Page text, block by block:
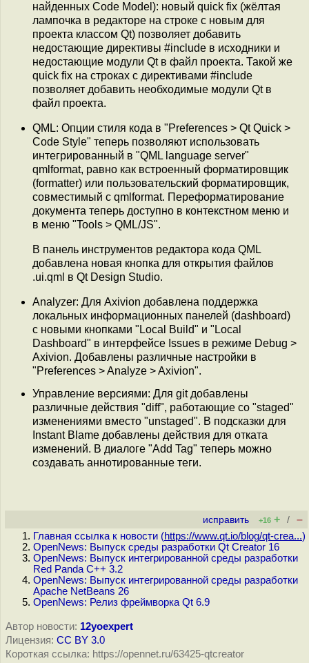
найденных Code Model): новый quick fix (жёлтая
лампочка в редакторе на строке с новым для
проекта классом Qt) позволяет добавить
недостающие директивы #include в исходники и
недостающие модули Qt в файл проекта. Такой же
quick fix на строках с директивами #include
позволяет добавить необходимые модули Qt в
файл проекта.
QML: Опции стиля кода в "Preferences > Qt Quick >
Code Style" теперь позволяют использовать
интегрированный в "QML language server"
qmlformat, равно как встроенный форматировщик
(formatter) или пользовательский форматировщик,
совместимый с qmlformat. Переформатирование
документа теперь доступно в контекстном меню и
в меню "Tools > QML/JS".
В панель инструментов редактора кода QML
добавлена новая кнопка для открытия файлов
.ui.qml в Qt Design Studio.
Analyzer: Для Axivion добавлена поддержка
локальных информационных панелей (dashboard)
с новыми кнопками "Local Build" и "Local
Dashboard" в интерфейсе Issues в режиме Debug >
Axivion. Добавлены различные настройки в
"Preferences > Analyze > Axivion".
Управление версиями: Для git добавлены
различные действия "diff", работающие со "staged"
изменениями вместо "unstaged". В подсказки для
Instant Blame добавлены действия для отката
изменений. В диалоге "Add Tag" теперь можно
создавать аннотированные теги.
исправить +16 + / –
Главная ссылка к новости (https://www.qt.io/blog/qt-crea...)
OpenNews: Выпуск среды разработки Qt Creator 16
OpenNews: Выпуск интегрированной среды разработки
Red Panda C++ 3.2
OpenNews: Выпуск интегрированной среды разработки
Apache NetBeans 26
OpenNews: Релиз фреймворка Qt 6.9
Автор новости: 12yoexpert
Лицензия: CC BY 3.0
Короткая ссылка: https://opennet.ru/63425-qtcreator